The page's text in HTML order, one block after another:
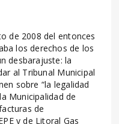
de 2008 del entonces
los derechos de los
desbarajuste: la
al Tribunal Municipal
sobre “la legalidad
Municipalidad de
de
y de Litoral Gas